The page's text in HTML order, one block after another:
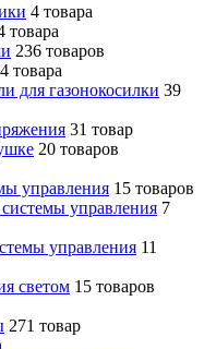
4 товара
товара
236 товаров
товара
для газонокосилки 39
31 товар
20 товаров
управления 15 товаров
управления 7
управления 11
светом 15 товаров
271 товар